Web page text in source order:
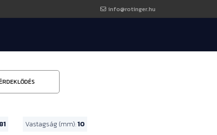
info@rotinger.hu
Vastagság (mm):10